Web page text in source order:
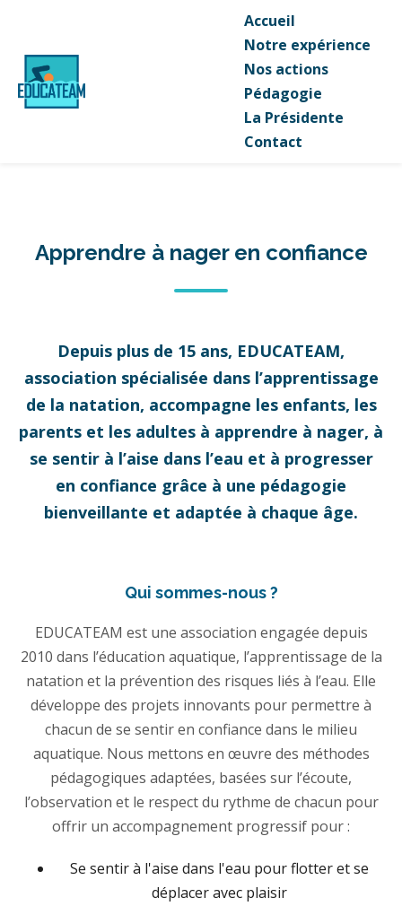
Accueil
Notre expérience
Nos actions
Pédagogie
La Présidente
Contact
Apprendre à nager en confiance
Depuis plus de 15 ans, EDUCATEAM,
association spécialisée dans l’apprentissage
de la natation, accompagne les enfants, les
parents et les adultes à apprendre à nager, à
se sentir à l’aise dans l’eau et à progresser
en confiance grâce à une pédagogie
bienveillante et adaptée à chaque âge.
Qui sommes-nous ?
EDUCATEAM est une association engagée depuis
2010 dans l’éducation aquatique, l’apprentissage de la
natation et la prévention des risques liés à l’eau. Elle
développe des projets innovants pour permettre à
chacun de se sentir en confiance dans le milieu
aquatique. Nous mettons en œuvre des méthodes
pédagogiques adaptées, basées sur l’écoute,
l’observation et le respect du rythme de chacun pour
offrir un accompagnement progressif pour :
Se sentir à l'aise dans l'eau pour flotter et se
déplacer avec plaisir